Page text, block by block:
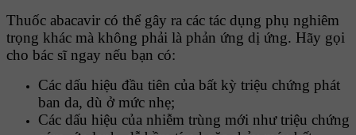
Thuốc abacavir có thể gây ra các tác dụng phụ nghiêm
trọng khác mà không phải là phản ứng dị ứng. Hãy gọi
cho bác sĩ ngay nếu bạn có:
Các dấu hiệu đầu tiên của bất kỳ triệu chứng phát
ban da, dù ở mức nhẹ;
Các dấu hiệu của nhiễm trùng mới như triệu chứng